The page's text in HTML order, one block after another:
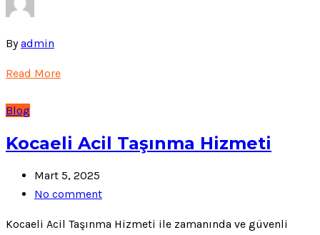
Byadmin
Read More
Blog
Kocaeli Acil Taşınma Hizmeti
Mart 5, 2025
No comment
Kocaeli Acil Taşınma Hizmeti ile zamanında ve güvenli